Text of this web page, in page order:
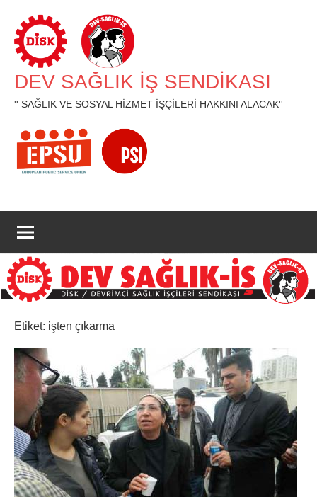
geç
DEV SAĞLIK İŞ SENDİKASI
'' SAĞLIK VE SOSYAL HİZMET İŞÇİLERİ HAKKINI ALACAK''
Etiket: işten çıkarma